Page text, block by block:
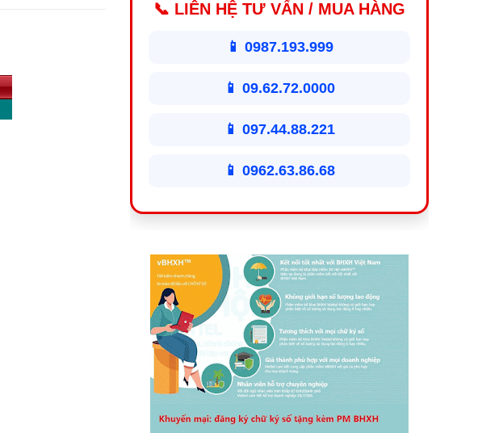
📞 LIÊN HỆ TƯ VẤN / MUA HÀNG
📱 0987.193.999
📱 09.62.72.0000
📱 097.44.88.221
📱 0962.63.86.68